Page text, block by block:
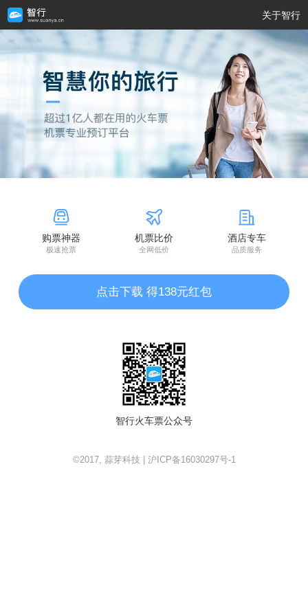
关于智行
购票神器
极速抢票
机票比价
全网低价
酒店专车
品质服务
点击下载 得138元红包
智行火车票公众号
©2017, 蒜芽科技 | 沪ICP备16030297号-1